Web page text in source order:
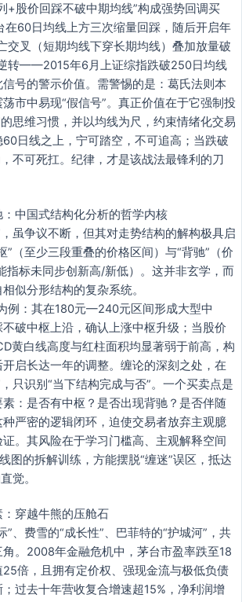
+股价回踩不破中期均线”构成强势回调买
在60日均线上方三次缩量回踩，随后开启年
交叉（短期均线下穿长期均线）叠加放量破
转——2015年6月上证综指跌破250日均线
号的警示价值。需警惕的是：葛氏法则本
市中易现“假信号”。真正价值在于它强制投
思维习惯，并以均线为尺，约束情绪化交易
日线之上，宁可踏空，不可追高；当跌破
不可死扛。纪律，才是该战法最锋利的刀
中国式结构化分析的哲学内核
虽争议不断，但其对走势结构的解构极具启
”（至少三段重叠的价格区间）与“背驰”（价
指标未同步创新高/新低）。这并非玄学，而
似分形结构的复杂系统。
例：其在180元—240元区间形成大型中
破中枢上沿，确认上涨中枢升级；当股价
黄白线高度与红柱面积均显著弱于前高，构
启长达一年的调整。缠论的深刻之处，在
只识别“当下结构完成与否”。一个买卖点是
：是否有中枢？是否出现背驰？是否伴随
严密的逻辑闭环，迫使交易者放弃主观臆
。其风险在于学习门槛高、主观解释空间
图的拆解训练，方能摆脱“缠迷”误区，抵达
觉。
穿越牛熊的压舱石
”、费雪的“成长性”、巴菲特的“护城河”，共
。2008年金融危机中，茅台市盈率跌至18
倍，且拥有定价权、强现金流与极低负债
过去十年营收复合增速超15%，净利润增